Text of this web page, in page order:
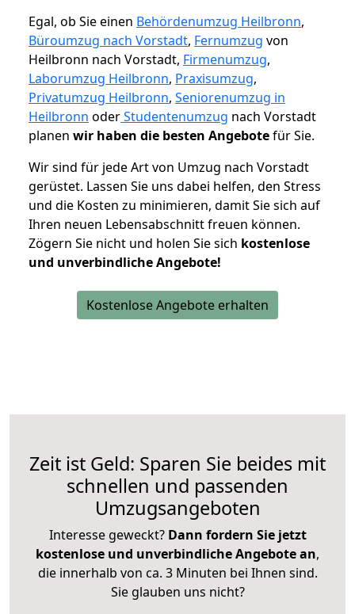
Egal, ob Sie einen Behördenumzug Heilbronn,
Büroumzug nach Vorstadt, Fernumzug von
Heilbronn nach Vorstadt, Firmenumzug,
Laborumzug Heilbronn, Praxisumzug,
Privatumzug Heilbronn, Seniorenumzug in
Heilbronn oderStudentenumzug nach Vorstadt
planen wir haben die besten Angebotefür Sie.
Wir sind für jede Art von Umzug nach Vorstadt
gerüstet. Lassen Sie uns dabei helfen, den Stress
und die Kosten zu minimieren, damit Sie sich auf
Ihren neuen Lebensabschnitt freuen können.
Zögern Sie nicht und holen Sie sich kostenlose
und unverbindliche Angebote!
Kostenlose Angebote erhalten
Zeit ist Geld: Sparen Sie beides mit
schnellen und passenden
Umzugsangeboten
Interesse geweckt? Dann fordern Sie jetzt
kostenlose und unverbindliche Angebote an,
die innerhalb von ca. 3 Minuten bei Ihnen sind.
Sie glauben uns nicht?